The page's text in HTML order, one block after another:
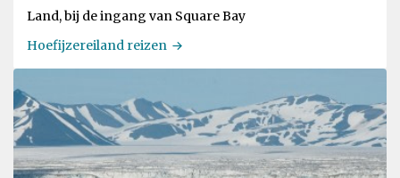
Land, bij de ingang van Square Bay
Hoefijzereiland reizen